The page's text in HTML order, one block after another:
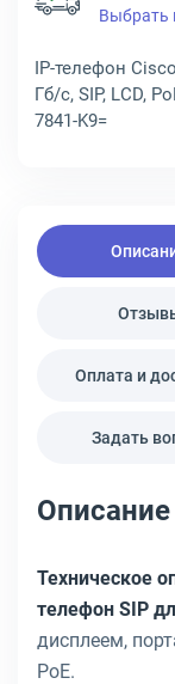
Выбрать
IP-телефон
Гб/с, SIP, LCD,
7841-K9=
Оплата и
Задать
Описание
Техническое
телефон SIP
дисплеем,
PoE.